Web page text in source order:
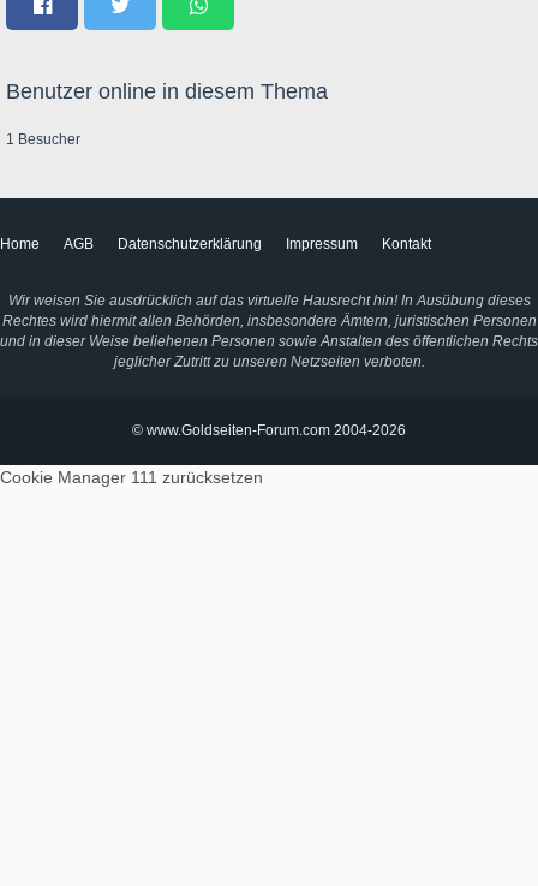
Benutzer online in diesem Thema
1 Besucher
Home AGB Datenschutzerklärung Impressum Kontakt
Wir weisen Sie ausdrücklich auf das virtuelle Hausrecht hin! In Ausübung dieses
Rechtes wird hiermit allen Behörden, insbesondere Ämtern, juristischen Personen
und in dieser Weise beliehenen Personen sowie Anstalten des öffentlichen Rechts
jeglicher Zutritt zu unseren Netzseiten verboten.
© www.Goldseiten-Forum.com 2004-2026
Cookie Manager 111 zurücksetzen